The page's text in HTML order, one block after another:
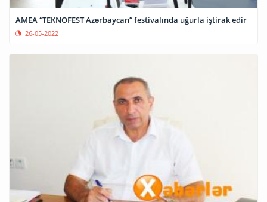
AMEA “TEKNOFEST Azərbaycan” festivalında uğurla iştirak edir
26-05-2022